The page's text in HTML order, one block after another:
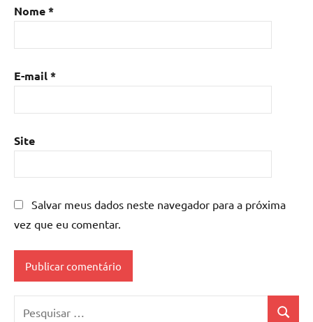
Nome*
E-mail*
Site
Salvar meus dados neste navegador para a próxima
vez que eu comentar.